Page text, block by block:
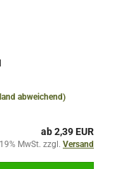
abweichend)
ab 2,39 EUR
MwSt. zzgl. Versand